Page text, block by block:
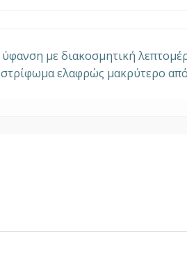
με διακοσμητική
ελαφρώς μακρύτερο